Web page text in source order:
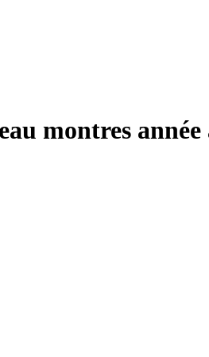
montres